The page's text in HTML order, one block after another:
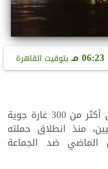
06:23 مـ بتوقيت القاهرة
قام الجيش الأميركي، بشن أكثر من 300 غارة جوية
منذ انطلاق حملته
ضد الجماعة